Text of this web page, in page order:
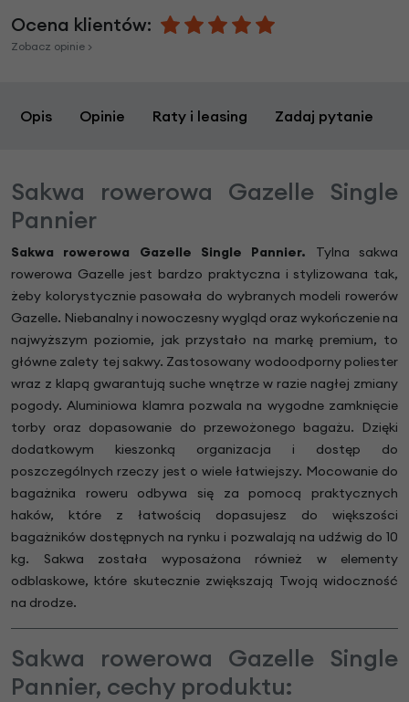
Ocena klientów:
Zobacz opinie >
Opis Opinie Raty i leasing Zadaj pytanie
Sakwa rowerowa Gazelle Single
Pannier
Sakwa rowerowa Gazelle Single Pannier. Tylna sakwa
rowerowa Gazelle jest bardzo praktyczna i stylizowana tak,
żeby kolorystycznie pasowała do wybranych modeli rowerów
Gazelle. Niebanalny i nowoczesny wygląd oraz wykończenie na
najwyższym poziomie, jak przystało na markę premium, to
główne zalety tej sakwy. Zastosowany wodoodporny poliester
wraz z klapą gwarantują suche wnętrze w razie nagłej zmiany
pogody. Aluminiowa klamra pozwala na wygodne zamknięcie
torby oraz dopasowanie do przewożonego bagażu. Dzięki
dodatkowym kieszonką organizacja i dostęp do
poszczególnych rzeczy jest o wiele łatwiejszy. Mocowanie do
bagażnika roweru odbywa się za pomocą praktycznych
haków, które z łatwością dopasujesz do większości
bagażników dostępnych na rynku i pozwalają na udźwig do 10
kg. Sakwa została wyposażona również w elementy
odblaskowe, które skutecznie zwiększają Twoją widoczność
na drodze.
Sakwa rowerowa Gazelle Single
Pannier, cechy produktu: